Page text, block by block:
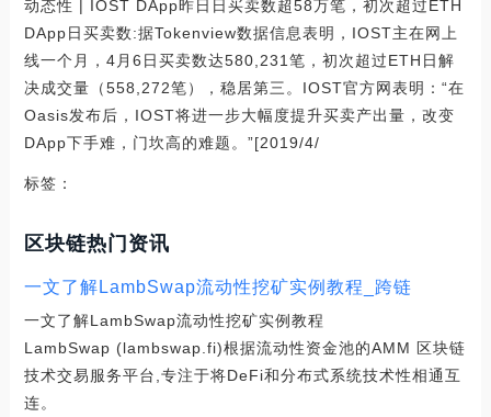
动态性 | IOST DApp昨日日买卖数超58万笔，初次超过ETH
DApp日买卖数:据Tokenview数据信息表明，IOST主在网上
线一个月，4月6日买卖数达580,231笔，初次超过ETH日解
决成交量（558,272笔），稳居第三。IOST官方网表明：“在
Oasis发布后，IOST将进一步大幅度提升买卖产出量，改变
DApp下手难，门坎高的难题。”[2019/4/
标签：
区块链热门资讯
一文了解LambSwap流动性挖矿实例教程_跨链
一文了解LambSwap流动性挖矿实例教程
LambSwap (lambswap.fi)根据流动性资金池的AMM 区块链
技术交易服务平台,专注于将DeFi和分布式系统技术性相通互
连。